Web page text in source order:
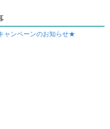
ンペーンのお知らせ★